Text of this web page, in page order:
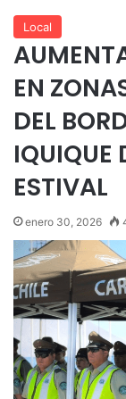
Local
EN
DEL
IQUIQUE
ESTIVAL
enero 30, 2026